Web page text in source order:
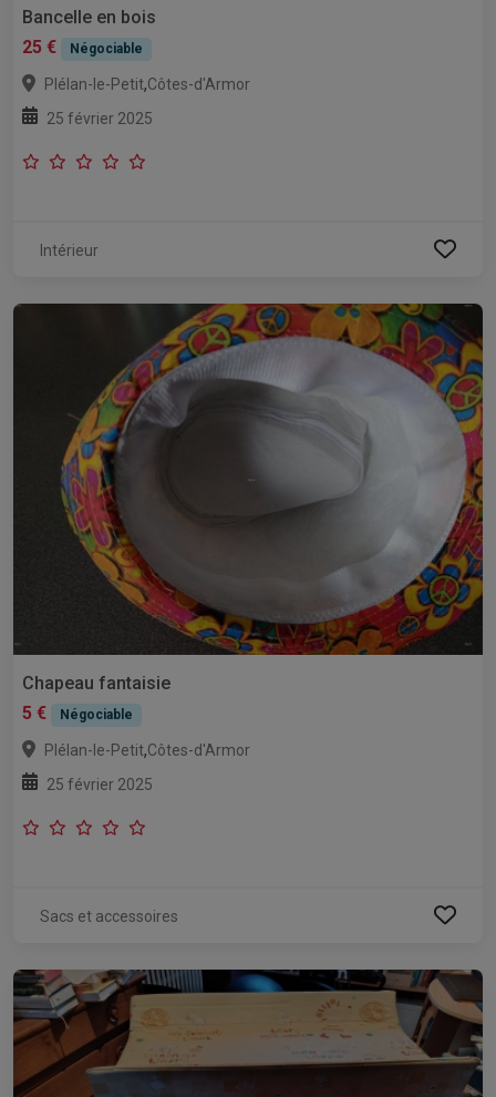
Bancelle en bois
25 €
Négociable
Plélan-le-Petit,Côtes-d'Armor
25 février 2025
Intérieur
Chapeau fantaisie
5 €
Négociable
Plélan-le-Petit,Côtes-d'Armor
25 février 2025
Sacs et accessoires